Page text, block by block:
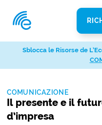
COMUNICAZIONE
Il presente e il
d’impresa
Sblocca le Risorse de